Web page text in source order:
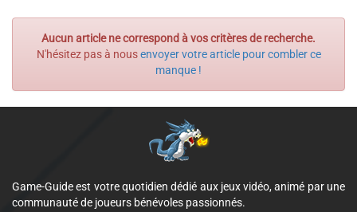
Aucun article ne correspond à vos critères de recherche.
N'hésitez pas à nousenvoyer votre article pour combler ce
manque !
Game-Guide est votre quotidien dédié aux jeux vidéo, animé par une
communauté de joueurs bénévoles passionnés.